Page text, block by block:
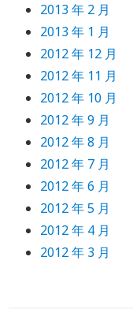
2013 年 2 月
2013 年 1 月
2012 年 12 月
2012 年 11 月
2012 年 10 月
2012 年 9 月
2012 年 8 月
2012 年 7 月
2012 年 6 月
2012 年 5 月
2012 年 4 月
2012 年 3 月